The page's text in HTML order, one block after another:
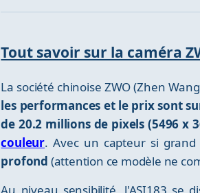
Tout savoir sur la caméra
La société chinoise ZWO (Zhen
les performances et le prix sont
de 20.2 millions de pixels (5496 x
couleur. Avec un capteur si
profond (attention ce modèle ne